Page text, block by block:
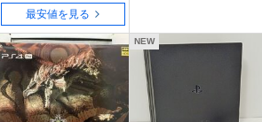
最安値を見る
NEW